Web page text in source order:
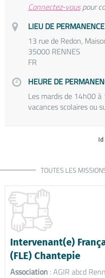
Connectez-vouspour
LIEU DE PERMANENCE
13 rue de Redon,
35000 RENNES
FR
HEURE DE
Les mardis de 14h00
vacances scolaires ou
TOUTES LES
Intervenant(e)
(FLE) Chantepie
Association : AGIR abcd